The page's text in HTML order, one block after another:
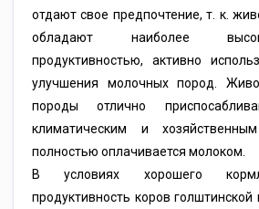
отдают свое предпочтение, т. к.
обладают наиболее
продуктивностью, активно
улучшения молочных пород.
породы отлично
климатическим и
полностью оплачивается молоком.
В условиях хорошего
продуктивность коров